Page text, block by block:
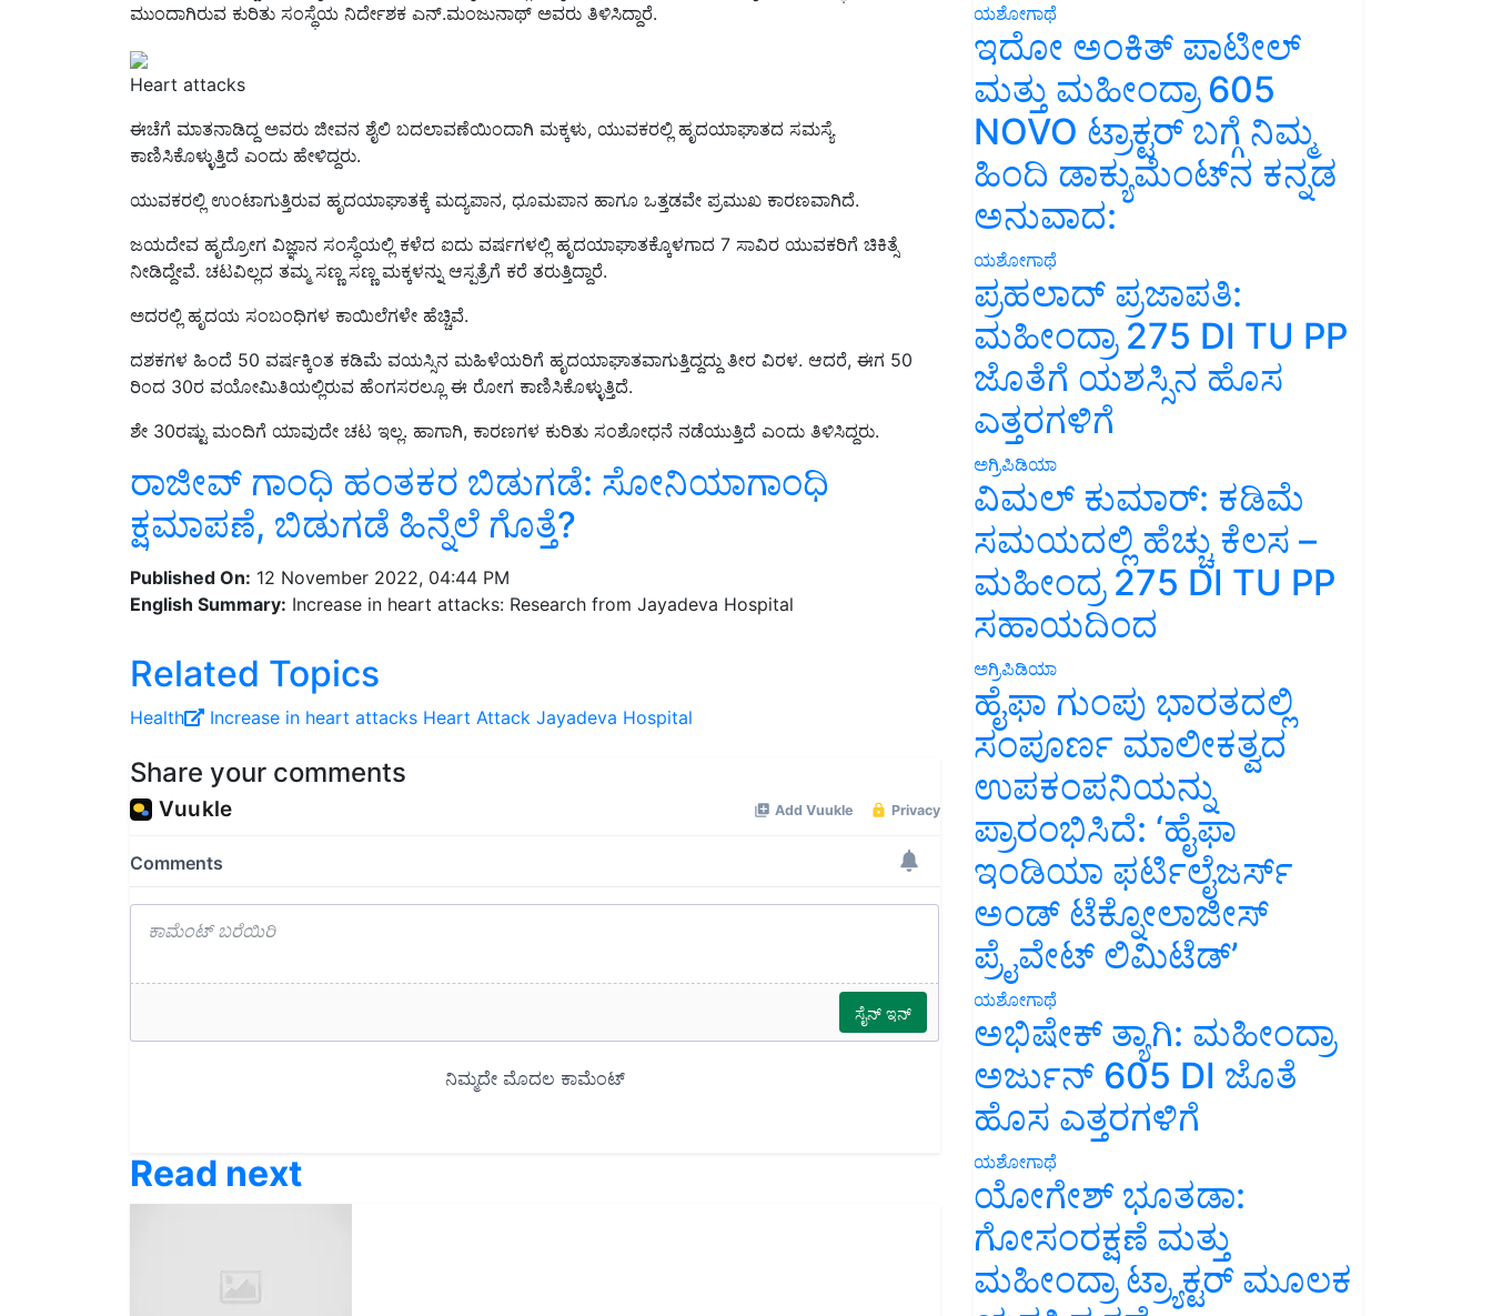
Heart attacks
ಕಾಣಿಸಿಕೊಳ್ಳುತ್ತಿದೆಎಂದು ಹೇಳಿದ್ದರು.
ಯುವಕರಲ್ಲಿ ಉಂಟಾಗುತ್ತಿರುವ ಹೃದಯಾಘಾತಕ್ಕೆ ಮದ್ಯಪಾನ,
ಜಯದೇವ ಹೃದ್ರೋಗ ವಿಜ್ಞಾನ ಸಂಸ್ಥೆಯಲ್ಲಿ ಕಳೆದ ಐದು ವರ್ಷಗಳಲ್ಲಿ ಹೃದಯಾಘಾತಕ್ಕೊಳಗಾದ7
ನೀಡಿದ್ದೇವೆ. ಚಟವಿಲ್ಲದ ತಮ್ಮ ಸಣ್ಣ ಸಣ್ಣ ಮಕ್ಕಳನ್ನು ಆಸ್ಪತ್ರೆಗೆ ಕರೆ ತರುತ್ತಿದ್ದಾರೆ.
ಅದರಲ್ಲಿ ಹೃದಯ ಸಂಬಂಧಿಗಳ ಕಾಯಿಲೆಗಳೇ ಹೆಚ್ಚಿವೆ.
ದಶಕಗಳ ಹಿಂದೆ 50
ವರ್ಷಕ್ಕಿಂತ ಕಡಿಮೆ ವಯಸ್ಸಿನ ಮಹಿಳೆಯರಿಗೆ ಹೃದಯಾಘಾತವಾಗುತ್ತಿ
ರಿಂದ30 ರ ವಯೋಮಿತಿಯಲ್ಲಿರುವ ಹೆಂಗಸರಲ್ಲೂ ಈ ರೋಗ ಕಾಣಿಸಿಕೊಳ್ಳುತ್ತಿದೆ.
ರಷ್ಟು ಮಂದಿಗೆ ಯಾವುದೇ ಚಟ ಇಲ್ಲ. ಹಾಗಾಗಿ ಕಾರಣಗಳ ಕುರಿತು ಸಂಶೋಧನೆ ನಡೆಯುತ್ತಿದೆ
ರಾಜೀವ್‌ ಗಾಂಧಿ ಹಂತಕರ ಬಿಡುಗಡೆ: ಸೋನಿಯಾಗಾಂಧಿ
ಕ್ಷಮಾಪಣೆ, ಬಿಡುಗಡೆ ಹಿನ್ನೆಲೆ ಗೊತ್ತೆ?
Published On:
12 November 2022, 04:44 PM
English Summary:Increase in heart attacks: Research from Jayadeva Hospital
Related Topics
Health Increase in heart attacks
ಯಶೋಗಾಥೆ
ಇದೋ ಅಂಕಿತ್ ಪಾಟೀಲ್
ಮತ್ತು ಮಹೀಂದ್ರಾ 605
NOVO ಟ್ರಾಕ್ಟರ್ ಬಗ್ಗೆ ನಿಮ್ಮ
ಹಿಂದಿ ಡಾಕ್ಯುಮೆಂಟ್‌ನ ಕನ್ನಡ
ಅನುವಾದ:
ಯಶೋಗಾಥೆ
ಪ್ರಹಲಾದ್ ಪ್ರಜಾಪತಿ:
ಮಹೀಂದ್ರಾ 275 DI TU PP
ಜೊತೆಗೆ ಯಶಸ್ಸಿನ ಹೊಸ
ಎತ್ತರಗಳಿಗೆ
ಅಗ್ರಿಪಿಡಿಯಾ
ವಿಮಲ್ ಕುಮಾರ್: ಕಡಿಮೆ
ಸಮಯದಲ್ಲಿ ಹೆಚ್ಚು ಕೆಲಸ –
ಮಹೀಂದ್ರ 275 DI TU PP
ಸಹಾಯದಿಂದ
ಅಗ್ರಿಪಿಡಿಯಾ
ಹೈಫಾ ಗುಂಪು ಭಾರತದಲ್ಲಿ
ಸಂಪೂರ್ಣ ಮಾಲೀಕತ್ವದ
ಉಪಕಂಪನಿಯನ್ನು
ಪ್ರಾರಂಭಿಸಿದೆ: ‘ಹೈಫಾ
ಇಂಡಿಯಾ ಫರ್ಟಿಲೈಜರ್ಸ್
ಅಂಡ್ ಟೆಕ್ನೋಲಾಜೀಸ್
ಪ್ರೈವೇಟ್ ಲಿಮಿಟೆಡ್’
ಯಶೋಗಾಥೆ
ಅಭಿಷೇಕ್ ತ್ಯಾಗಿ: ಮಹೀಂದ್ರಾ
ಅರ್ಜುನ್ 605 DI ಜೊತೆ
ಹೊಸ ಎತ್ತರಗಳಿಗೆ
ಯಶೋಗಾಥೆ
ಯೋಗೇಶ್ ಭೂತಡಾ:
ಗೋಸಂರಕ್ಷಣೆ ಮತ್ತು
ಮಹೀಂದ್ರಾ ಟ್ರ್ಯಾಕ್ಟರ್ ಮೂಲಕ